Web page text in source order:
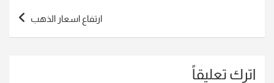
ارتفاع اسعار الذهب
اترك تعليقاً